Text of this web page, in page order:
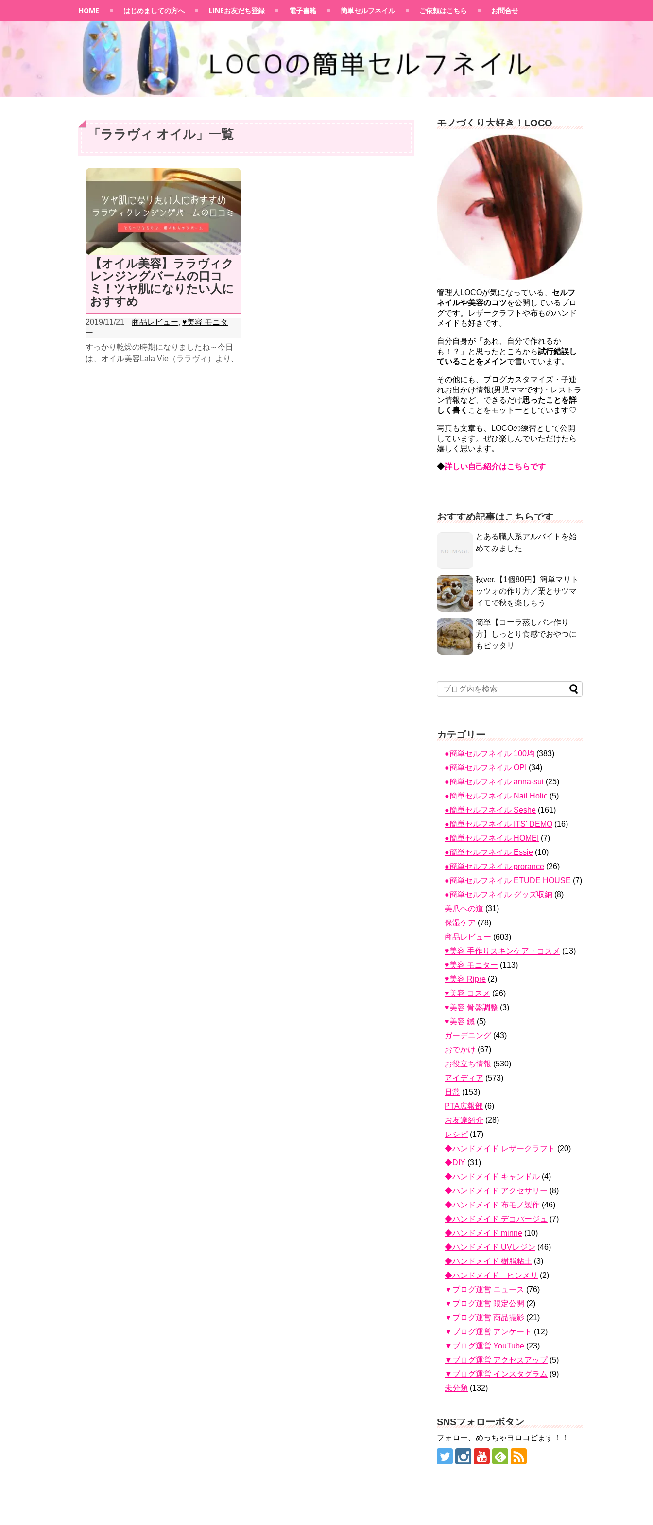
HOME はじめましての方へ LINEお友だち登録 電子書籍 簡単セルフネイル ご依頼はこちら お問合せ
「 ララヴィ オイル 」 一覧
【オイル美容】ララヴィク
レンジングバームの口コ
ミ！ツヤ肌になりたい人に
おすすめ
2019/11/21 商品レビュー,♥美容 モニタ
ー
すっかり乾燥の時期になりましたね～今日
は、オイル美容Lala Vie（ララヴィ）より、
モノづくり大好き！LOCO
管理人LOCOが気になっている、 セルフ
ネイルや美容のコツを公開しているブロ
グです。レザークラフトや布ものハンド
メイドも好きです。
自分自身が「あれ、自分で作れるか
も！？」と思ったところから試行錯誤し
ていることをメインで書いています。
その他にも、ブログカスタマイズ・子連
れお出かけ情報(男児ママです)・レストラ
ン情報など、できるだけ思ったことを詳
しく書く ことをモットーとしています♡
写真も文章も、LOCOの練習として公開
しています。ぜひ楽しんでいただけたら
嬉しく思います。
◆詳しい自己紹介はこちらです
おすすめ記事はこちらです
とある職人系アルバイトを始
めてみました
秋ver.【1個80円】簡単マリト
ッツォの作り方／栗とサツマ
イモで秋を楽しもう
簡単【コーラ蒸しパン作り
方】しっとり食感でおやつに
もピッタリ
カテゴリー
●簡単セルフネイル 100均 (383)
●簡単セルフネイル OPI (34)
●簡単セルフネイル anna-sui (25)
●簡単セルフネイル Nail Holic (5)
●簡単セルフネイル Seshe (161)
●簡単セルフネイル ITS' DEMO (16)
●簡単セルフネイル HOMEI (7)
●簡単セルフネイル Essie (10)
●簡単セルフネイル prorance (26)
●簡単セルフネイル ETUDE HOUSE (7)
●簡単セルフネイル グッズ収納 (8)
美爪への道 (31)
保湿ケア (78)
商品レビュー (603)
♥美容 手作りスキンケア・コスメ (13)
♥美容 モニター (113)
♥美容 Ripre (2)
♥美容 コスメ (26)
♥美容 骨盤調整 (3)
♥美容 鍼 (5)
ガーデニング (43)
おでかけ (67)
お役立ち情報 (530)
アイディア (573)
日常 (153)
PTA広報部 (6)
お友達紹介 (28)
レシピ (17)
◆ハンドメイド レザークラフト (20)
◆DIY (31)
◆ハンドメイド キャンドル (4)
◆ハンドメイド アクセサリー (8)
◆ハンドメイド 布モノ製作 (46)
◆ハンドメイド デコパージュ (7)
◆ハンドメイド minne (10)
◆ハンドメイド UVレジン (46)
◆ハンドメイド 樹脂粘土 (3)
◆ハンドメイド ヒンメリ (2)
▼ブログ運営 ニュース (76)
▼ブログ運営 限定公開 (2)
▼ブログ運営 商品撮影 (21)
▼ブログ運営 アンケート (12)
▼ブログ運営 YouTube (23)
▼ブログ運営 アクセスアップ(5)
▼ブログ運営 インスタグラム (9)
未分類 (132)
SNSフォローボタン
フォロー、めっちゃヨロコビます！！